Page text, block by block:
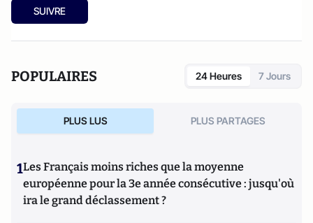
SUIVRE
POPULAIRES 24 Heures 7 Jours
PLUS LUS PLUS PARTAGES
1Les Français moins riches que la moyenne
européenne pour la 3e année consécutive : jusqu'où
ira le grand déclassement ?